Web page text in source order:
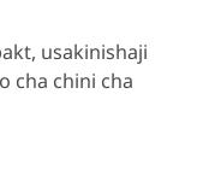
usakinishaji
cha chini cha